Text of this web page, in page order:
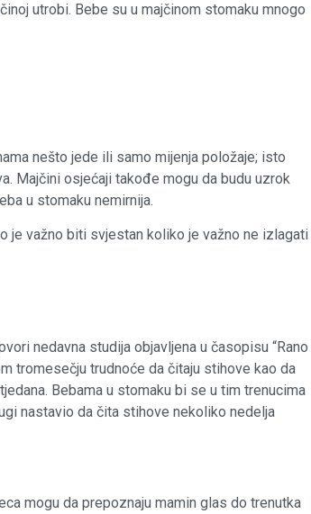
utrobi. Bebe su u majčinom stomaku mnogo
nešto jede ili samo mijenja položaje; isto
Majčini osjećaji takođe mogu da budu uzrok
u stomaku nemirnija.
je važno biti svjestan koliko je važno ne izlagati
nedavna studija objavljena u časopisu “Rano
tromesečju trudnoće da čitaju stihove kao da
Bebama u stomaku bi se u tim trenucima
nastavio da čita stihove nekoliko nedelja
mogu da prepoznaju mamin glas do trenutka